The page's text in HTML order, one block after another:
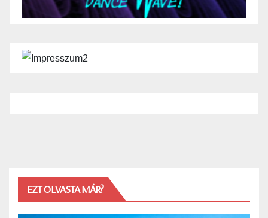
EZT OLVASTA MÁR?